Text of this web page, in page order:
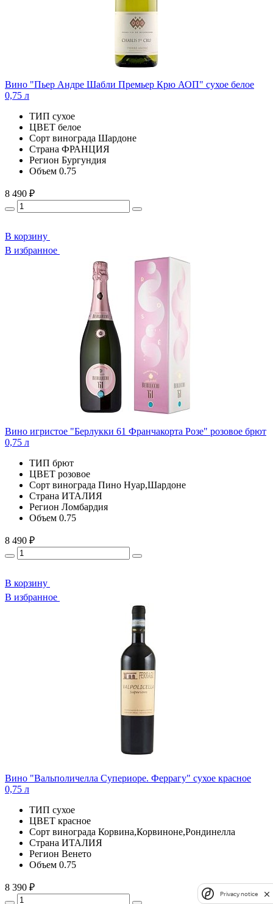
Вино "Пьер Андре Шабли Премьер Крю АОП" сухое белое
0,75 л
ТИП сухое
ЦВЕТ белое
Сорт винограда Шардоне
Страна ФРАНЦИЯ
Регион Бургундия
Объем 0.75
8 490 ₽
В корзину
В избранное
Вино игристое "Берлукки 61 Франчакорта Розе" розовое брют
0,75 л
ТИП брют
ЦВЕТ розовое
Сорт винограда Пино Нуар,Шардоне
Страна ИТАЛИЯ
Регион Ломбардия
Объем 0.75
8 490 ₽
В корзину
В избранное
Вино "Вальполичелла Супериоре. Феррагу" сухое красное
0,75 л
ТИП сухое
ЦВЕТ красное
Сорт винограда Корвина,Корвиноне,Рондинелла
Страна ИТАЛИЯ
Регион Венето
Объем 0.75
8 390 ₽
Privacy notice